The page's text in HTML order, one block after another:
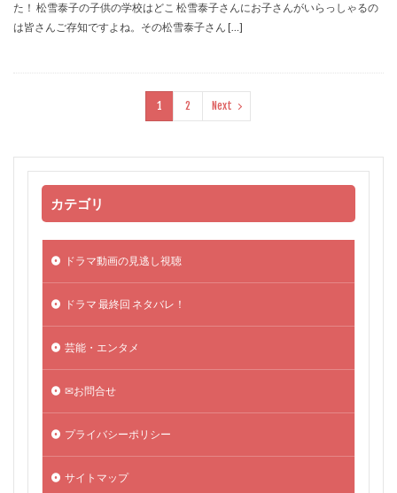
た！ 松雪泰子の子供の学校はどこ 松雪泰子さんにお子さんがいらっしゃるの
は皆さんご存知ですよね。その松雪泰子さん […]
1 2 Next
カテゴリ
ドラマ動画の見逃し視聴
ドラマ 最終回 ネタバレ！
芸能・エンタメ
✉お問合せ
プライバシーポリシー
サイトマップ